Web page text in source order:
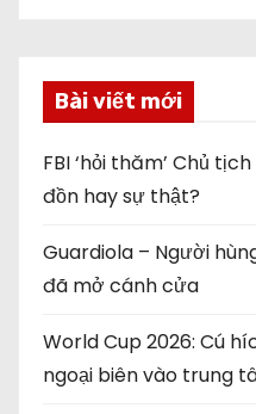
Bài viết mới
FBI ‘hỏi thăm’ Chủ
đồn hay sự thật?
Guardiola – Người
đã mở cánh cửa
World Cup 2026: Cú
ngoại biên vào trung